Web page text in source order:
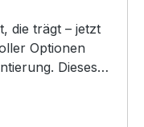
die trägt – jetzt
Dieses